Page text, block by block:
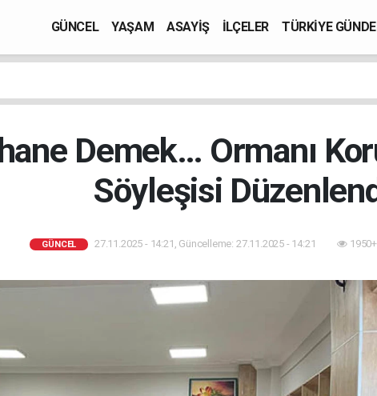
GÜNCEL YAŞAM ASAYİŞ İLÇELER TÜRKİYE
Demek… Ormanı
Söyleşisi
GÜNCEL 27.11.2025 - 14:21, Güncelleme: 27.11.2025 - 14:21